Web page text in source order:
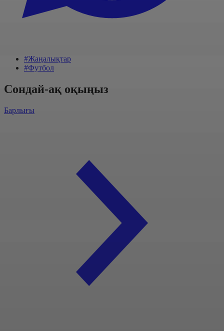
#Жаңалықтар
#Футбол
Сондай-ақ оқыңыз
Барлығы